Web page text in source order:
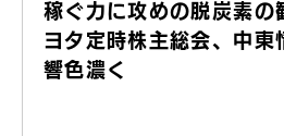
稼ぐ力に攻めの脱炭素の
ヨタ定時株主総会、中東
響色濃く